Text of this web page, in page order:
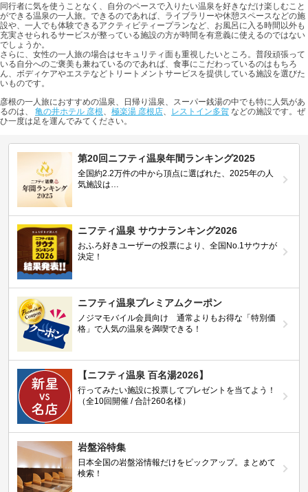
同行者に気を使うことなく、自分のペースで入りたい温泉を好きなだけ楽しむこと
ができる温泉の一人旅。できるのであれば、ライブラリーや休憩スペースなどの施
設や、一人でも体験できるアクティビティープランなど、お風呂に入る時間以外も
充実させられるサービスが整っている施設の方が時間を有意義に使えるのではない
でしょうか。
さらに、女性の一人旅の場合はセキュリティ面も重視したいところ。普段頑張って
いる自分へのご褒美も兼ねているのであれば、食事にこだわっているのはもちろ
ん、ボディケアやエステなどトリートメントサービスを提供している施設を選びた
いものです。
彦根の一人旅におすすめの温泉、日帰り温泉、スーパー銭湯の中でも特に人気があ
るのは、 亀の井ホテル 彦根、 極楽湯 彦根店、 レストイン多賀 などの施設です。ぜ
ひ一度は足を運んでみてください。
第20回ニフティ温泉年間ランキング2025
全国約2.2万件の中から頂点に選ばれた、2025年の人
気施設は…
ニフティ温泉 サウナランキング2026
おふろ好きユーザーの投票により、全国No.1サウナが
決定！
ニフティ温泉プレミアムクーポン
ノジマモバイル会員向け 通常よりもお得な「特別価
格」で人気の温泉を満喫できる！
【ニフティ温泉 百名湯2026】
行ってみたい施設に投票してプレゼントを当てよう！
（全10回開催 / 合計260名様）
岩盤浴特集
日本全国の岩盤浴情報だけをピックアップ。まとめて
検索！